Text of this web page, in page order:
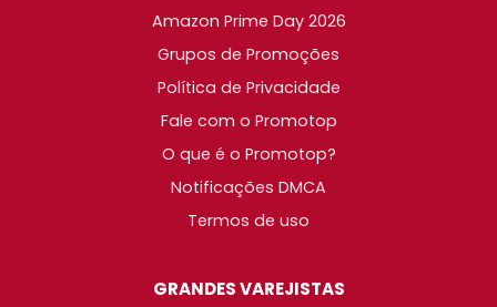
Amazon Prime Day 2026
Grupos de Promoções
Política de Privacidade
Fale com o Promotop
O que é o Promotop?
Notificações DMCA
Termos de uso
GRANDES VAREJISTAS